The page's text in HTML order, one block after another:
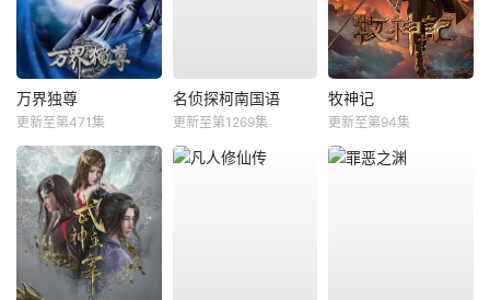
万界独尊
更新至第471集
名侦探柯南国语
更新至第1269集
牧神记
更新至第94集